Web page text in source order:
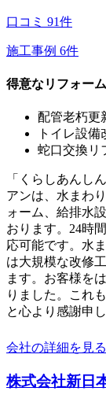
口コミ 91件
施工事例 6件
得意なリフォーム
配管老朽更
トイレ設備
蛇口交換リ
「くらしあんし
アンは、水まわ
ォーム、給排水
おります。24時
応可能です。水
は大規模な改修
ます。お客様を
りました。これ
と心より感謝申
会社の詳細を見る
株式会社新日